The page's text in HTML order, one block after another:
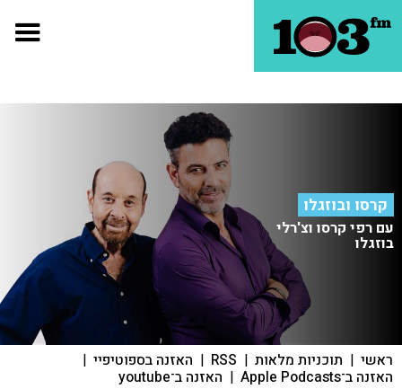
קרסו ובוזגלו
עם רפי קרסו וצ'רלי
בוזגלו
ראשי | תוכניות מלאות |
RSS
| האזנה בספוטיפיי |
האזנה ב־Apple Podcasts | האזנה ב־youtube